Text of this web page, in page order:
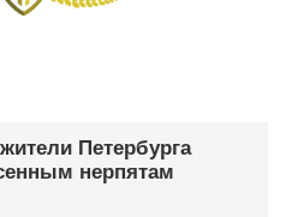
Петербурга
нерпятам